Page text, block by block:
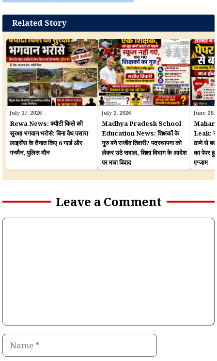
Related Story
July 17, 2026
Rewa News: क्यौटी किले की
सुरक्षा भगवान भरोसे: बिना वैध पसारा
लाइसेंस के तैनात किए 6 गार्ड और
गनमैन, पुलिस मौन
July 2, 2026
Madhya Pradesh School
Education News: शिक्षकों के
गुरु बने राजीव तिवारी? पदस्थापना को
लेकर उठे सवाल, शिक्षा विभाग के आदेश
पर मचा विवाद
June 28,
Leak:
ठाणे से
का पेपर
एग्जाम
Leave a Comment
Comment
Name